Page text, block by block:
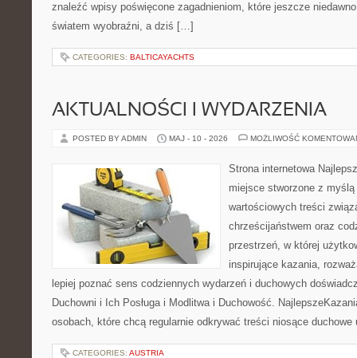
znaleźć wpisy poświęcone zagadnieniom, które jeszcze niedawno
światem wyobraźni, a dziś […]
CATEGORIES: BALTICAYACHTS
AKTUALNOŚCI I WYDARZENIA
POSTED BY ADMIN MAJ - 10 - 2026 MOŻLIWOŚĆ
Strona internetowa
miejsce stworzone z
wartościowych treści
chrześcijaństwem oraz
przestrzeń, w której
inspirujące kazania,
lepiej poznać sens codziennych wydarzeń i duchowych
Duchowni i Ich Posługa i Modlitwa i Duchowość.
osobach, które chcą regularnie odkrywać treści niosące
CATEGORIES: AUSTRIA